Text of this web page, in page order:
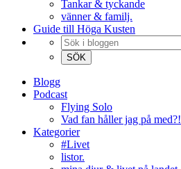
Tankar & tyckande
vänner & familj.
Guide till Höga Kusten
Blogg
Podcast
Flying Solo
Vad fan håller jag på med?!
Kategorier
#Livet
listor.